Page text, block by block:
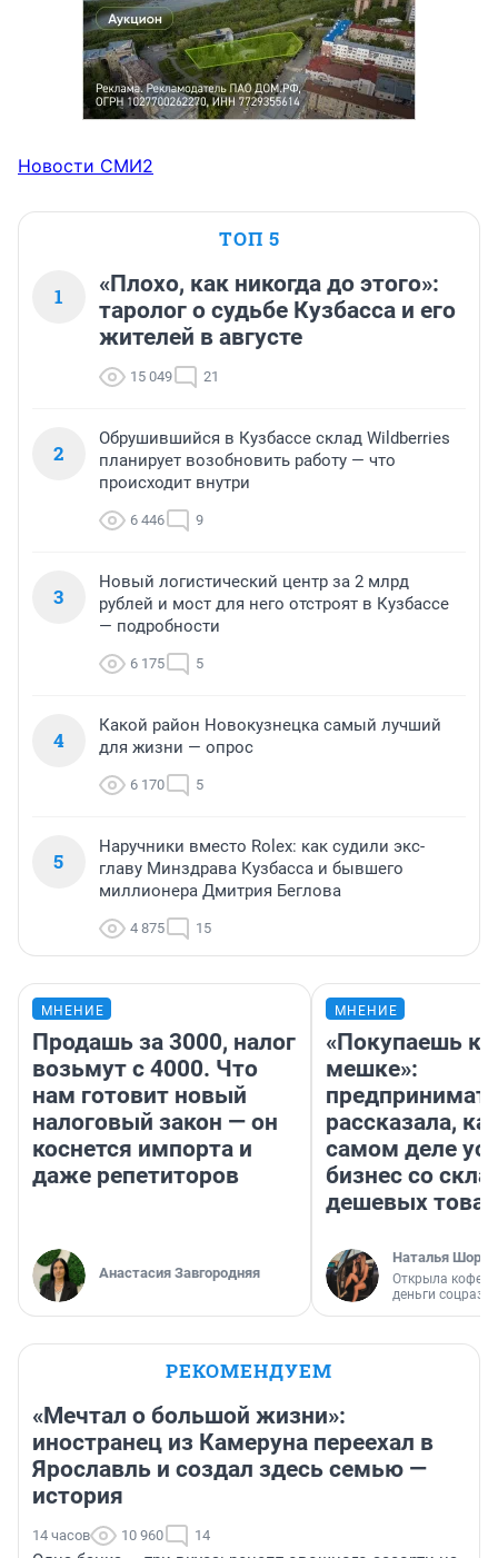
Новости СМИ2
ТОП 5
1
«Плохо, как никогда до этого»:
таролог о судьбе Кузбасса и его
жителей в августе
15 049 21
2
Обрушившийся в Кузбассе склад Wildberries
планирует возобновить работу — что
происходит внутри
6 446 9
3
Новый логистический центр за 2 млрд
рублей и мост для него отстроят в Кузбассе
— подробности
6 175 5
4
Какой район Новокузнецка самый лучший
для жизни — опрос
6 170 5
5
Наручники вместо Rolex: как судили экс-
главу Минздрава Кузбасса и бывшего
миллионера Дмитрия Беглова
4 875 15
МНЕНИЕ
Продашь за 3000, налог
возьмут с 4000. Что
нам готовит новый
налоговый закон — он
коснется импорта и
даже репетиторов
Анастасия Завгородняя
МНЕНИЕ
«Покупаешь
мешке»:
рассказала,
самом деле
бизнес со
дешевых
Наталья
Открыла
деньги
РЕКОМЕНДУЕМ
«Мечтал о большой жизни»:
иностранец из Камеруна переехал в
Ярославль и создал здесь семью —
история
14 часов 10 960 14